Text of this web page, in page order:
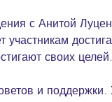
с Анитой
участникам
своих целей.
и поддержки.